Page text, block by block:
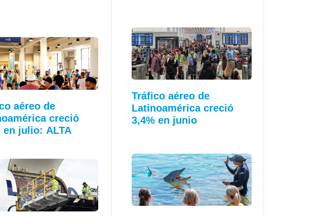
aéreo de
creció
en julio: ALTA
Tráfico aéreo de
Latinoamérica creció
3,4% en junio